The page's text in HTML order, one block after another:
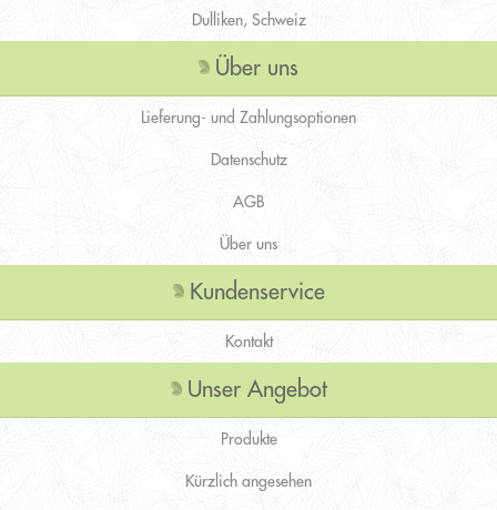
Dulliken, Schweiz
Über uns
Lieferung- und Zahlungsoptionen
Datenschutz
AGB
Über uns
Kundenservice
Kontakt
Unser Angebot
Produkte
Kürzlich angesehen